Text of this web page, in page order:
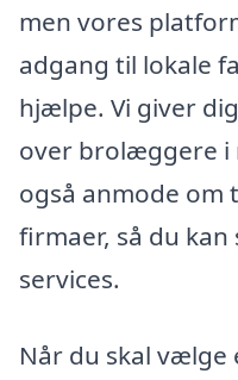
men vores
adgang til lokale
hjælpe. Vi giver
over brolæggere i
også anmode om
firmaer, så du
services.
Når du skal